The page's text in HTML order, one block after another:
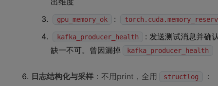
gpu_memory_ok :
kafka_producer_health
: 发送测试消息并确
缺一不可。曾因漏掉
kafka_producer_health
日志结构化与采样 ：不用print，全用 structlog ：